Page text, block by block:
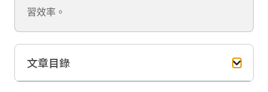
習效率。
文章目錄